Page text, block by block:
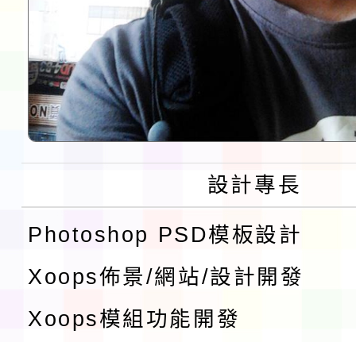
設計專長
Photoshop PSD模板設計
Xoops佈景/網站/設計開發
Xoops模組功能開發